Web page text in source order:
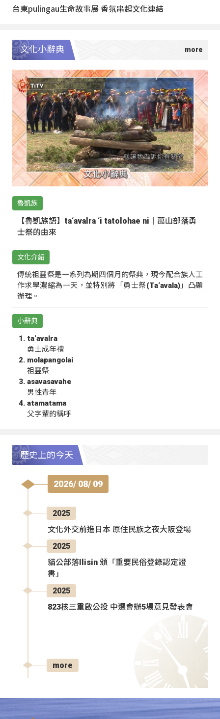
台東pulingau生命故事展 香氛串起文化連結
文化小辭典
魯凱族
【魯凱族語】ta‘avalra ‘i tatolohae ni｜萬山部落勇
士祭的由來
文化介紹
傳統祖靈祭是一系列為期四個月的祭典，現今配合族人工
作求學濃縮為一天，並特別將「勇士祭(Ta‘avala)」凸顯
辦理。
小辭典
ta‘avalra
勇士成年禮
molapangolai
祖靈祭
asavasavahe
男性青年
atamatama
父字輩的稱呼
歷史上的今天
2026/ 08/ 09
2025
文化外交前進日本 原住民族之夜大阪登場
2025
貓公部落Ilisin 頒「重要民俗登錄認定證
書」
2025
823核三重啟公投 中選會辦5場意見發表會
more